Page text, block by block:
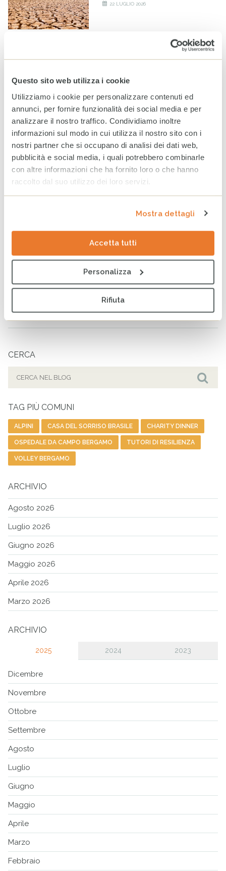
Questo sito web utilizza i cookie
Utilizziamo i cookie per personalizzare contenuti ed
annunci, per fornire funzionalità dei social media e per
analizzare il nostro traffico. Condividiamo inoltre
informazioni sul modo in cui utilizza il nostro sito con i
nostri partner che si occupano di analisi dei dati web,
pubblicità e social media, i quali potrebbero combinarle
con altre informazioni che ha fornito loro o che hanno
raccolto dal suo utilizzo dei loro servizi.
Mostra dettagli
Accetta tutti
Personalizza
Rifiuta
22 LUGLIO 2026
Acqua pulita a Gaza: grazie
al PD Adda Martesana e
sostenuto gli interventi
popolazione della Striscia
21 LUGLIO 2026
Venezuela: caldo e pioggia
aggravano la crisi
17 LUGLIO 2026
pagare il prezzo della
Venezuela, testimonianza
dal campo: “Poche volte
abbiamo visto una situazione
così drammatica”
10 LUGLIO 2026
CERCA
TAG PIÙ COMUNI
ALPINI CASA DEL SORRISO BRASILE CHARITY DINNER
OSPEDALE DA CAMPO BERGAMO TUTORI DI RESILIENZA
VOLLEY BERGAMO
ARCHIVIO
Agosto 2026
Luglio 2026
Giugno 2026
Maggio 2026
Aprile 2026
Marzo 2026
ARCHIVIO
2025 2024 2023
Dicembre
Novembre
Ottobre
Settembre
Agosto
Luglio
Giugno
Maggio
Aprile
Marzo
Febbraio